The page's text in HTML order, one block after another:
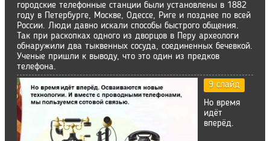
городские телефонные станции были установлены в 1882
году в Петербурге, Москве, Одессе, Риге и позднее по всей
России. Люди давно искали способы быстрого общения.
Так при раскопках одного из дворцов в Перу археологи
обнаружили два тыквенных сосуда, соединенных бечевкой.
Ученые пришли к выводу, что это один из предков
телефона.
9 слайд
Но время
идёт
вперёд.